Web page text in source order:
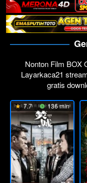
Nonton Film BOX
Layarkaca21
gratis
7.7 136 min